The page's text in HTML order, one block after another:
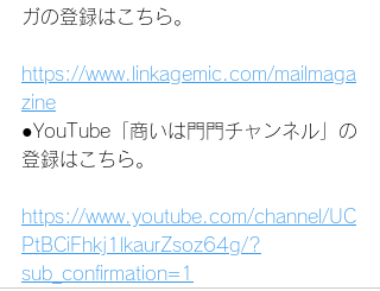
ガの登録はこちら。
https://www.linkagemic.com/mailmaga
zine
●YouTube「商いは門門チャンネル」の
登録はこちら。
https://www.youtube.com/channel/UC
PtBCiFhkj1lkaurZsoz64g/?
sub_confirmation=1